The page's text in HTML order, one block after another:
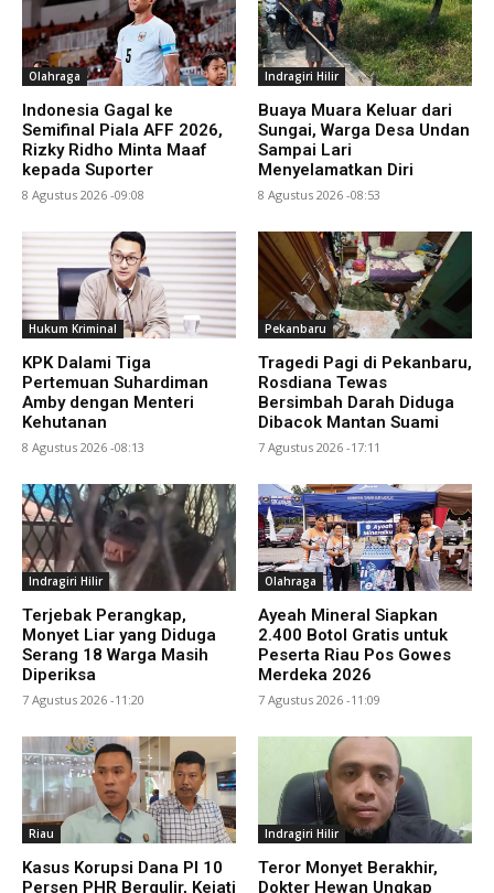
Olahraga
Indonesia Gagal ke
Semifinal Piala AFF 2026,
Rizky Ridho Minta Maaf
kepada Suporter
8 Agustus 2026 -09:08
Indragiri Hilir
Buaya Muara Keluar dari
Sungai, Warga Desa Undan
Sampai Lari
Menyelamatkan Diri
8 Agustus 2026 -08:53
Hukum Kriminal
KPK Dalami Tiga
Pertemuan Suhardiman
Amby dengan Menteri
Kehutanan
8 Agustus 2026 -08:13
Pekanbaru
Tragedi Pagi di Pekanbaru,
Rosdiana Tewas
Bersimbah Darah Diduga
Dibacok Mantan Suami
7 Agustus 2026 -17:11
Indragiri Hilir
Terjebak Perangkap,
Monyet Liar yang Diduga
Serang 18 Warga Masih
Diperiksa
7 Agustus 2026 -11:20
Olahraga
Ayeah Mineral Siapkan
2.400 Botol Gratis untuk
Peserta Riau Pos Gowes
Merdeka 2026
7 Agustus 2026 -11:09
Riau
Kasus Korupsi Dana PI 10
Persen PHR Bergulir, Kejati
Indragiri Hilir
Teror Monyet Berakhir,
Dokter Hewan Ungkap